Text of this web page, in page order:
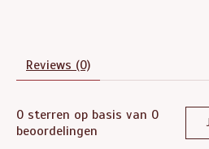
Reviews (0)
0 sterren op basis van 0
beoordelingen